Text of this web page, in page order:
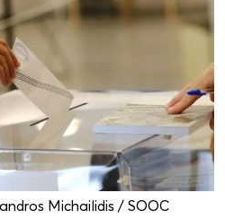
Michailidis / SOOC